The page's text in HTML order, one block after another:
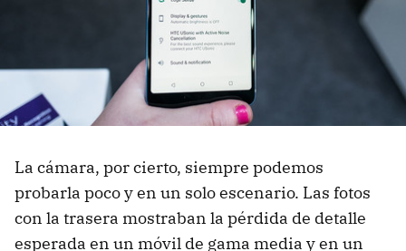
La cámara, por cierto, siempre podemos
probarla poco y en un solo escenario. Las fotos
con la trasera mostraban la pérdida de detalle
esperada en un móvil de gama media y en un